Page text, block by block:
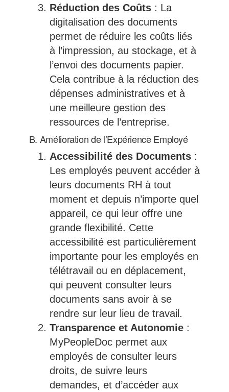
Réduction des Coûts: La
digitalisation des documents
permet de réduire les coûts liés
à l’impression, au stockage, et à
l’envoi des documents papier.
Cela contribue à la réduction des
dépenses administratives et à
une meilleure gestion des
ressources de l’entreprise.
B. Amélioration de l’Expérience Employé
Accessibilité des Documents:
Les employés peuvent accéder à
leurs documents RH à tout
moment et depuis n’importe quel
appareil, ce qui leur offre une
grande flexibilité. Cette
accessibilité est particulièrement
importante pour les employés en
télétravail ou en déplacement,
qui peuvent consulter leurs
documents sans avoir à se
rendre sur leur lieu de travail.
Transparence et Autonomie:
MyPeopleDoc permet aux
employés de consulter leurs
droits, de suivre leurs
demandes, et d’accéder aux